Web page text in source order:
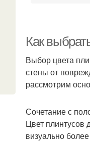
Как
Выбор цвета
стены от
рассмотрим
Сочетание с
Цвет плинтусов
визуально